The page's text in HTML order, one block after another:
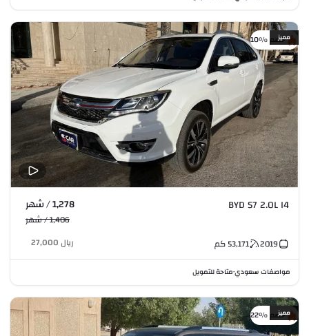
خصم %10مميز
BYD S7 2.0L I4 1,278 / شهر
1,406 / شهر
2019
53,171كم ريال 27,000
مواصفات سعودي•متاحة للتمويل
خصم %22مميز